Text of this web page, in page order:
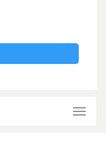
Toggle